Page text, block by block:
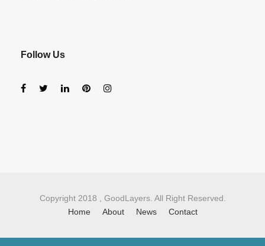
Follow Us
Copyright 2018 , GoodLayers. All Right Reserved.
Home
About News Contact